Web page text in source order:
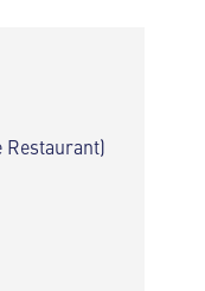
Restaurant)